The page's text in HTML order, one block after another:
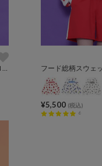
フード総柄スウェット(LEMON NINJIN EDAMAME)
¥5,500 (税込)
6